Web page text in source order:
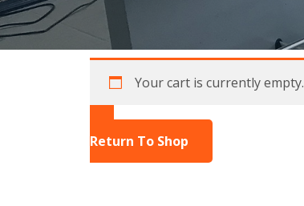
Your cart is currently empty.
Return To Shop